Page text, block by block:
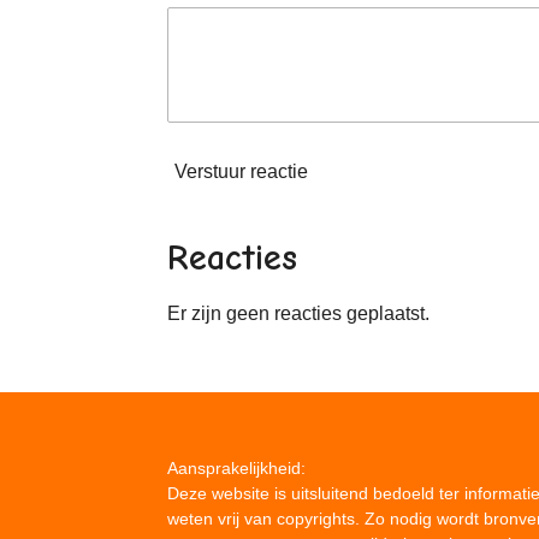
Verstuur reactie
Reacties
Er zijn geen reacties geplaatst.
Aansprakelijkheid:
Deze website is uitsluitend bedoeld ter
weten vrij van copyrights. Zo nodig wordt